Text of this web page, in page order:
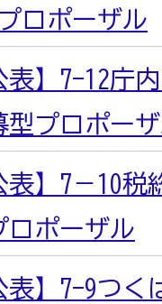
ロポーザル
表】7-12庁
型プロポー
表】7－10
ロポーザル
表】7-9つ